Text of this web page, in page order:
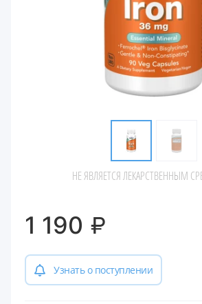
НЕ ЯВЛЯЕТСЯ ЛЕКАРСТВЕННЫМ
1 190 ₽
Узнать о поступлении